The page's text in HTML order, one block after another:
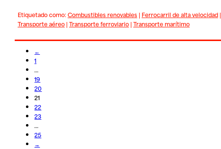
Etiquetado como:Combustibles renovables| Ferrocarril de alta velocidad|
Transporte aéreo| Transporte ferroviario| Transporte marítimo
←
1
…
19
20
21
22
23
…
25
→